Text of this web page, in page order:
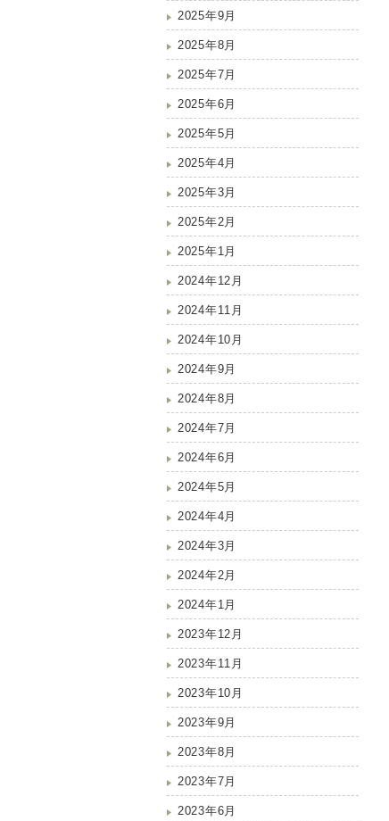
2025年9月
2025年8月
2025年7月
2025年6月
2025年5月
2025年4月
2025年3月
2025年2月
2025年1月
2024年12月
2024年11月
2024年10月
2024年9月
2024年8月
2024年7月
2024年6月
2024年5月
2024年4月
2024年3月
2024年2月
2024年1月
2023年12月
2023年11月
2023年10月
2023年9月
2023年8月
2023年7月
2023年6月